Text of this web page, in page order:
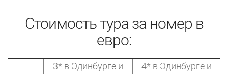
Стоимость тура за номер в
евро:
3* в Эдинбурге и
4* в Эдинбурге и